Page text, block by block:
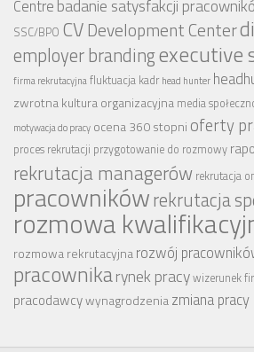
Centre badanie satysfakcji
SSC/BPO CV Development Center
employer brandingexecutive
firma rekrutacyjnafluktuacja kadr head hunter
zwrotnakultura organizacyjna media
motywacja do pracy ocena 360 stopni oferty
proces rekrutacji przygotowanie do rozmowy
rekrutacja managerów rekrutacja
pracownikówrekrutacja
rozmowa
rozmowa rekrutacyjnarozwój
pracownikarynek pracywizerunek
pracodawcywynagrodzeniazmiana pracy